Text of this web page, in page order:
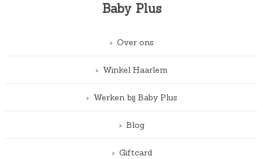
Baby Plus
Over ons
Winkel Haarlem
Werken bij Baby Plus
Blog
Giftcard